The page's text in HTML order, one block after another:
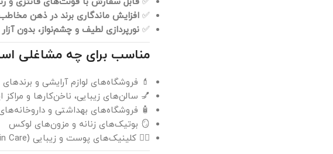
✅ افزایش ماندگاری برند در ذهن
✅ نورپردازی لطیف و چشم‌نواز، بدون
مناسب برای چه مشاغلی
💄 فروشگاه‌های لوازم آرایشی و
💅 سالن‌های زیبایی، ناخن‌کارها و مراکز
🧴 فروشگاه‌های بهداشتی و
🪞 بوتیک‌های زنانه و مزون‌های لوکس
👩‍⚕️ کلینیک‌های پوست و زیبایی (Skin Care)